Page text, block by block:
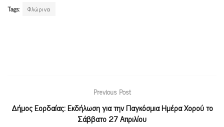
Tags: Φλώρινα
Previous Post
Δήμος Εορδαίας: Εκδήλωση για την Παγκόσμια Ημέρα Χορού το
Σάββατο 27 Απριλίου